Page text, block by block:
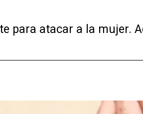
para atacar a la mujer.